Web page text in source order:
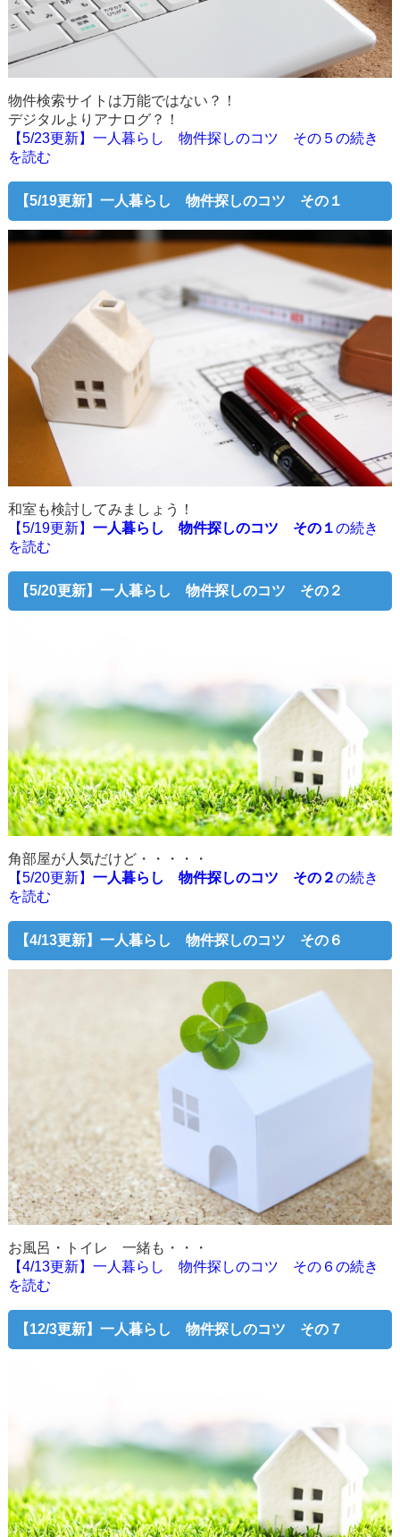
物件検索サイトは万能ではない？！
デジタルよりアナログ？！
【5/23更新】一人暮らし 物件探しのコツ その５の続き
を読む
【5/19更新】 一人暮らし 物件探しのコツ その１
和室も検討してみましょう！
【5/19更新】 一人暮らし 物件探しのコツ その１の続き
を読む
【5/20更新】 一人暮らし 物件探しのコツ その２
角部屋が人気だけど・・・・・
【5/20更新】 一人暮らし 物件探しのコツ その２の続き
を読む
【4/13更新】一人暮らし 物件探しのコツ その６
お風呂・トイレ 一緒も・・・
【4/13更新】一人暮らし 物件探しのコツ その６の続き
を読む
【12/3更新】一人暮らし 物件探しのコツ その７